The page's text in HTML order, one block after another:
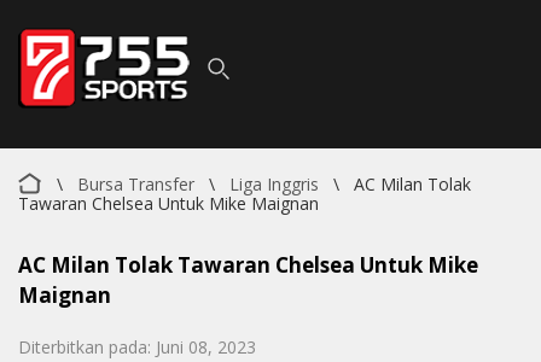
\ Bursa Transfer \ Liga Inggris \
AC Milan Tolak
Tawaran Chelsea Untuk Mike Maignan
AC Milan Tolak Tawaran Chelsea Untuk Mike
Maignan
Diterbitkan pada: Juni 08, 2023